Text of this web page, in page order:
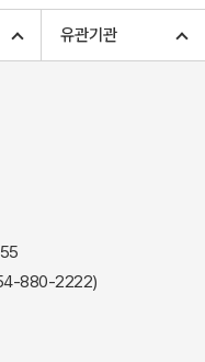
유관기관
880-2222)